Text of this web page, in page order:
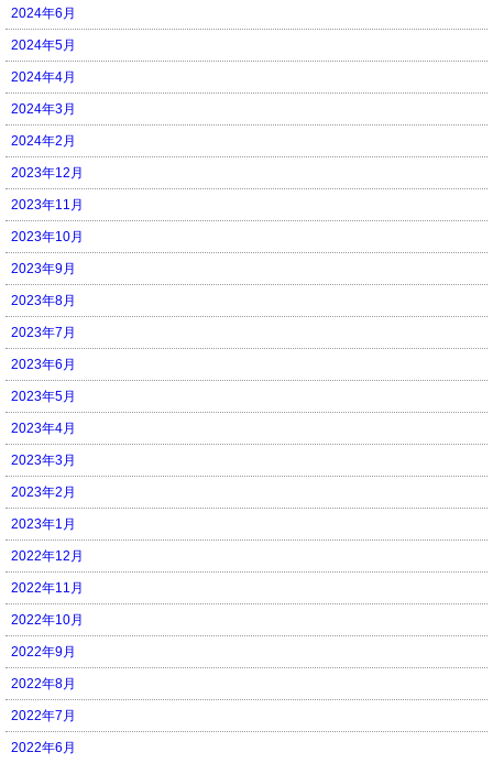
2024年6月
2024年5月
2024年4月
2024年3月
2024年2月
2023年12月
2023年11月
2023年10月
2023年9月
2023年8月
2023年7月
2023年6月
2023年5月
2023年4月
2023年3月
2023年2月
2023年1月
2022年12月
2022年11月
2022年10月
2022年9月
2022年8月
2022年7月
2022年6月